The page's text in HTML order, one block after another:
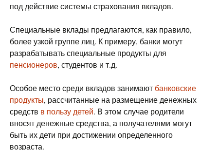
под действие системы страхования вкладов.
Специальные вклады предлагаются, как правило,
более узкой группе лиц. К примеру, банки могут
разрабатывать специальные продукты для
пенсионеров, студентов и т.д.
Особое место среди вкладов занимают банковские
продукты, рассчитанные на размещение денежных
средств в пользу детей. В этом случае родители
вносят денежные средства, а получателями могут
быть их дети при достижении определенного
возраста.